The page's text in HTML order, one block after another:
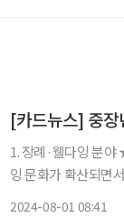
[카드뉴스] 중
1. 장례·웰다잉 분
잉 문화가 확산되면
2024-08-01 08:41